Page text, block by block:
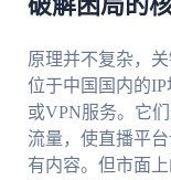
破解困局的
原理并不复杂，
位于中国国内的
或VPN服务。它
流量，使直播平
有内容。但市面